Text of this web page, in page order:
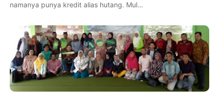
namanya punya kredit alias hutang. Mul…